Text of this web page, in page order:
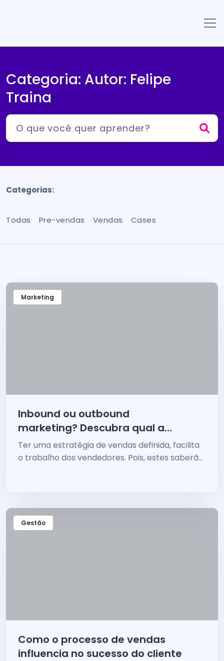
Categoria: Autor: Felipe
Traina
Categorias:
Todas Pre-vendas Vendas Cases
Marketing
Inbound ou outbound
marketing? Descubra qual a
melhor estratégia
Ter uma estratégia de vendas definida, facilita
o trabalho dos vendedores. Pois, estes saberão
Gestão
Como o processo de vendas
influencia no sucesso do cliente